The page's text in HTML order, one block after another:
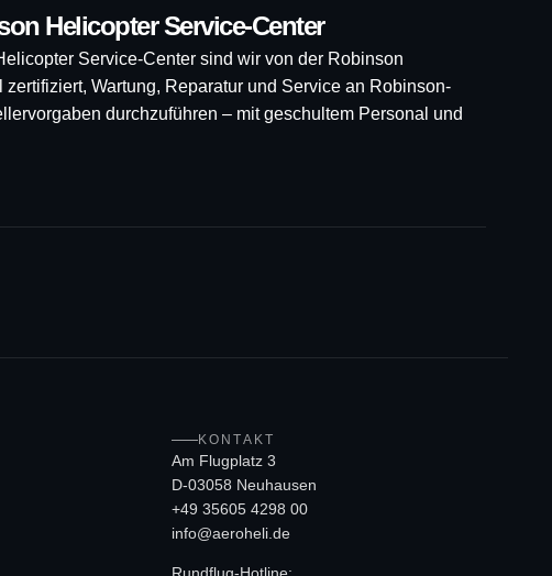
Helicopter Service-Center
Service-Center sind wir von der Robinson
Wartung, Reparatur und Service an Robinson-
durchzuführen – mit geschultem Personal und
KONTAKT
Am Flugplatz 3
D-03058 Neuhausen
+49 35605 4298 00
info@aeroheli.de